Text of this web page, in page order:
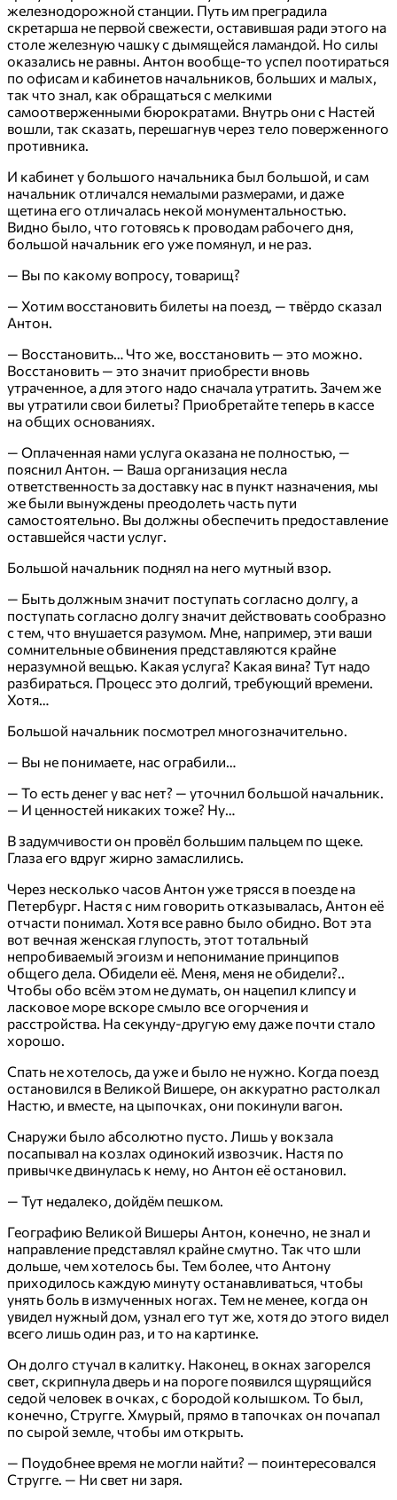
железнодорожной станции. Путь им преградила
скретарша не первой свежести, оставившая ради этого на
столе железную чашку с дымящейся ламандой. Но силы
оказались не равны. Антон вообще-то успел поотираться
по офисам и кабинетов начальников, больших и малых,
так что знал, как обращаться с мелкими
самоотверженными бюрократами. Внутрь они с Настей
вошли, так сказать, перешагнув через тело поверженного
противника.
И кабинет у большого начальника был большой, и сам
начальник отличался немалыми размерами, и даже
щетина его отличалась некой монументальностью.
Видно было, что готовясь к проводам рабочего дня,
большой начальник его уже помянул, и не раз.
— Вы по какому вопросу, товарищ?
— Хотим восстановить билеты на поезд, — твёрдо сказал
Антон.
— Восстановить… Что же, восстановить — это можно.
Восстановить — это значит приобрести вновь
утраченное, а для этого надо сначала утратить. Зачем же
вы утратили свои билеты? Приобретайте теперь в кассе
на общих основаниях.
— Оплаченная нами услуга оказана не полностью, —
пояснил Антон. — Ваша организация несла
ответственность за доставку нас в пункт назначения, мы
же были вынуждены преодолеть часть пути
самостоятельно. Вы должны обеспечить предоставление
оставшейся части услуг.
Большой начальник поднял на него мутный взор.
— Быть должным значит поступать согласно долгу, а
поступать согласно долгу значит действовать сообразно
с тем, что внушается разумом. Мне, например, эти ваши
сомнительные обвинения представляются крайне
неразумной вещью. Какая услуга? Какая вина? Тут надо
разбираться. Процесс это долгий, требующий времени.
Хотя…
Большой начальник посмотрел многозначительно.
— Вы не понимаете, нас ограбили…
— То есть денег у вас нет? — уточнил большой начальник.
— И ценностей никаких тоже? Ну…
В задумчивости он провёл большим пальцем по щеке.
Глаза его вдруг жирно замаслились.
Через несколько часов Антон уже трясся в поезде на
Петербург. Настя с ним говорить отказывалась, Антон её
отчасти понимал. Хотя все равно было обидно. Вот эта
вот вечная женская глупость, этот тотальный
непробиваемый эгоизм и непонимание принципов
общего дела. Обидели её. Меня, меня не обидели?..
Чтобы обо всём этом не думать, он нацепил клипсу и
ласковое море вскоре смыло все огорчения и
расстройства. На секунду-другую ему даже почти стало
хорошо.
Спать не хотелось, да уже и было не нужно. Когда поезд
остановился в Великой Вишере, он аккуратно растолкал
Настю, и вместе, на цыпочках, они покинули вагон.
Снаружи было абсолютно пусто. Лишь у вокзала
посапывал на козлах одинокий извозчик. Настя по
привычке двинулась к нему, но Антон её остановил.
— Тут недалеко, дойдём пешком.
Географию Великой Вишеры Антон, конечно, не знал и
направление представлял крайне смутно. Так что шли
дольше, чем хотелось бы. Тем более, что Антону
приходилось каждую минуту останавливаться, чтобы
унять боль в измученных ногах. Тем не менее, когда он
увидел нужный дом, узнал его тут же, хотя до этого видел
всего лишь один раз, и то на картинке.
Он долго стучал в калитку. Наконец, в окнах загорелся
свет, скрипнула дверь и на пороге появился щурящийся
седой человек в очках, с бородой колышком. То был,
конечно, Стругге. Хмурый, прямо в тапочках он почапал
по сырой земле, чтобы им открыть.
— Поудобнее время не могли найти? — поинтересовался
Стругге. — Ни свет ни заря.